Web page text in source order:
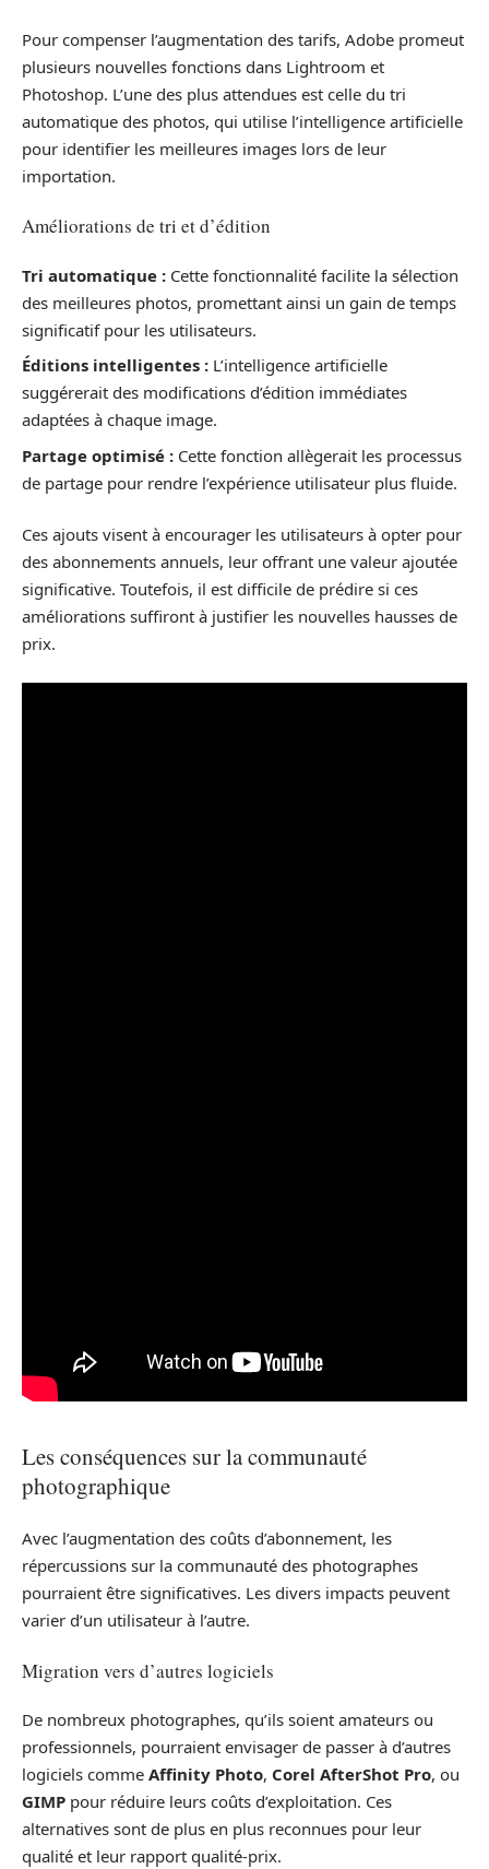
Pour compenser l’augmentation des tarifs, Adobe promeut
plusieurs nouvelles fonctions dans Lightroom et
Photoshop. L’une des plus attendues est celle du tri
automatique des photos, qui utilise l’intelligence artificielle
pour identifier les meilleures images lors de leur
importation.
Améliorations de tri et d’édition
Tri automatique : Cette fonctionnalité facilite la sélection
des meilleures photos, promettant ainsi un gain de temps
significatif pour les utilisateurs.
Éditions intelligentes : L’intelligence artificielle
suggérerait des modifications d’édition immédiates
adaptées à chaque image.
Partage optimisé : Cette fonction allègerait les processus
de partage pour rendre l’expérience utilisateur plus fluide.
Ces ajouts visent à encourager les utilisateurs à opter pour
des abonnements annuels, leur offrant une valeur ajoutée
significative. Toutefois, il est difficile de prédire si ces
améliorations suffiront à justifier les nouvelles hausses de
prix.
Les conséquences sur la communauté
photographique
Avec l’augmentation des coûts d’abonnement, les
répercussions sur la communauté des photographes
pourraient être significatives. Les divers impacts peuvent
varier d’un utilisateur à l’autre.
Migration vers d’autres logiciels
De nombreux photographes, qu’ils soient amateurs ou
professionnels, pourraient envisager de passer à d’autres
logiciels comme Affinity Photo, Corel AfterShot Pro, ou
GIMP pour réduire leurs coûts d’exploitation. Ces
alternatives sont de plus en plus reconnues pour leur
qualité et leur rapport qualité-prix.